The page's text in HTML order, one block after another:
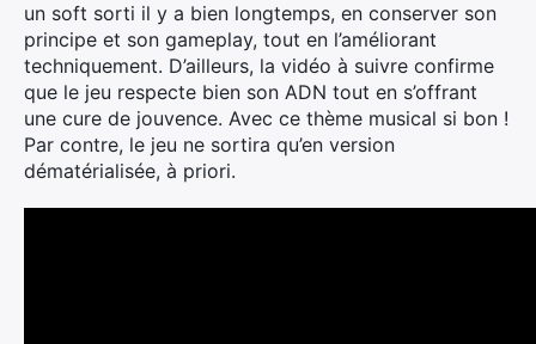
un soft sorti il y a bien longtemps, en conserver son
principe et son gameplay, tout en l’améliorant
techniquement. D’ailleurs, la vidéo à suivre confirme
que le jeu respecte bien son ADN tout en s’offrant
une cure de jouvence. Avec ce thème musical si bon !
Par contre, le jeu ne sortira qu’en version
dématérialisée, à priori.